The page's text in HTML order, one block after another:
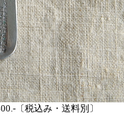
〔税込み・送料別〕